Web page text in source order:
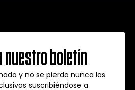
nuestro boletín
y no se pierda nunca las
suscribiéndose a